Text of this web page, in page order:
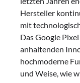
Hersteller
mit
Das Google
anhaltenden
hochmoderne
und Weise, wie